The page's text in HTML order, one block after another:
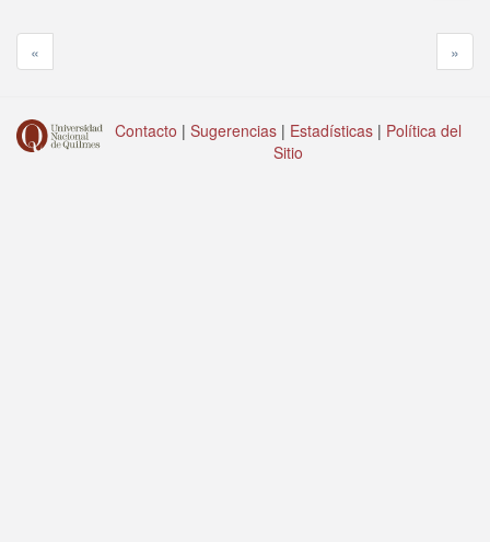
« »
Contacto | Sugerencias | Estadísticas | Política del
Sitio